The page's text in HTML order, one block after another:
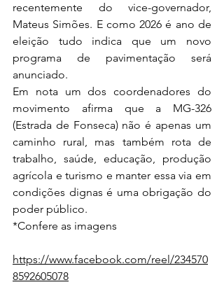
recentemente do vice-governador,
Mateus Simões. E como 2026 é ano de
eleição tudo indica que um novo
programa de pavimentação será
anunciado.
Em nota um dos coordenadores do
movimento afirma que a MG-326
(Estrada de Fonseca) não é apenas um
caminho rural, mas também rota de
trabalho, saúde, educação, produção
agrícola e turismo e manter essa via em
condições dignas é uma obrigação do
poder público.
*Confere as imagens
https://www.facebook.com/reel/234570
8592605078